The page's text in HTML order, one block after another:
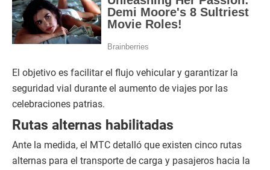
El objetivo es facilitar el flujo vehicular y garantizar la
seguridad vial durante el aumento de viajes por las
celebraciones patrias.
Rutas alternas habilitadas
Ante la medida, el MTC detalló que existen cinco rutas
alternas para el transporte de carga y pasajeros hacia la